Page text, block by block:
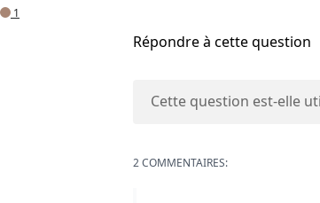
1
Répondre à cette question
Cette question est-elle
2 COMMENTAIRES: